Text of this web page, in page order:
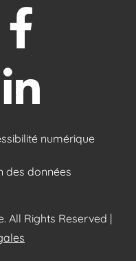
numérique
des données
All Rights Reserved |